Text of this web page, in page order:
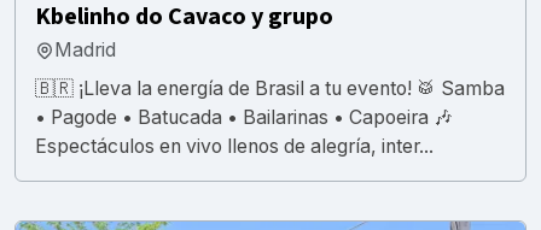
Kbelinho do Cavaco y grupo
Madrid
🇧🇷 ¡Lleva la energía de Brasil a tu evento! 🥁 Samba
• Pagode • Batucada • Bailarinas • Capoeira 🎶
Espectáculos en vivo llenos de alegría, inter...